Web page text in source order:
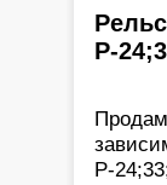
Р-
Р-